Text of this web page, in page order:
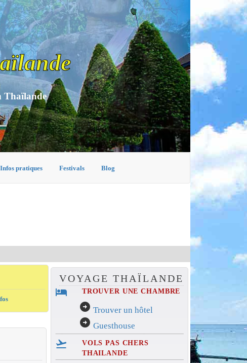
Thaïlande
Infos pratiques Festivals Blog
VOYAGE THAÏLANDE
hotel TROUVER UNE CHAMBRE
arrow_circle_right Trouver un hôtel
arrow_circle_right Guesthouse
flight_takeoff
VOLS PAS CHERS
THAILANDE